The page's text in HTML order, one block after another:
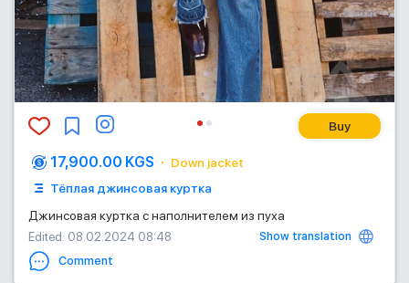
Buy
17,900.00 KGS
Down jacket
Тёплая джинсовая куртка
Джинсовая куртка с наполнителем из пуха
Edited: 08.02.2024 08:48
Show translation
Comment